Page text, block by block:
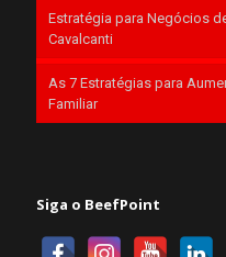
Estratégia para Negócios
Cavalcanti
As 7 Estratégias para
Familiar
Siga o BeefPoint